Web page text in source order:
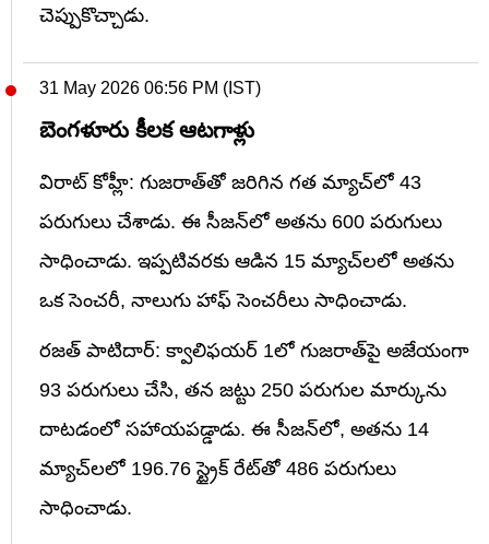
చెప్పుకొచ్చాడు.
31 May 2026 06:56 PM (IST)
బెంగళూరు కీలక ఆటగాళ్లు
విరాట్ కోహ్లీ: గుజరాత్‌తో జరిగిన గత మ్యాచ్‌లో 43
పరుగులు చేశాడు. ఈ సీజన్‌లో అతను 600 పరుగులు
సాధించాడు. ఇప్పటివరకు ఆడిన 15 మ్యాచ్‌లలో అతను
ఒక సెంచరీ, నాలుగు హాఫ్ సెంచరీలు సాధించాడు.
రజత్ పాటిదార్: క్వాలిఫయర్ 1లో గుజరాత్‌పై అజేయంగా
93 పరుగులు చేసి, తన జట్టు 250 పరుగుల మార్కును
దాటడంలో సహాయపడ్డాడు. ఈ సీజన్‌లో, అతను 14
మ్యాచ్‌లలో 196.76 స్ట్రైక్ రేట్‌తో 486 పరుగులు
సాధించాడు.